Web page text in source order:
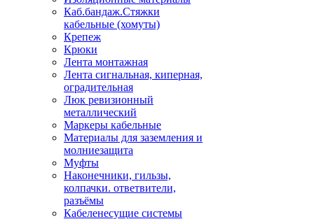
Каб.бандаж.Стяжки
кабельные (хомуты)
Крепеж
Крюки
Лента монтажная
Лента сигнальная, киперная,
оградительная
Люк ревизионный
металлический
Маркеры кабельные
Материалы для заземления и
молниезащита
Муфты
Наконечники, гильзы,
колпачки. ответвители,
разъёмы
Кабеленесущие системы